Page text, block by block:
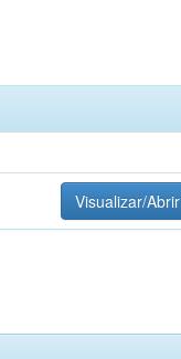
Visualizar/Abrir